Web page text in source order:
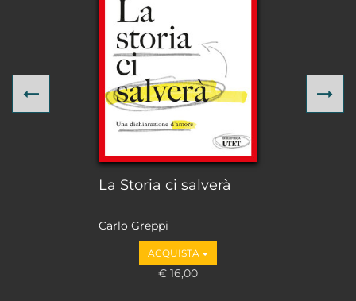
La Storia ci salverà
Carlo Greppi
ACQUISTA
€ 16,00
Previous